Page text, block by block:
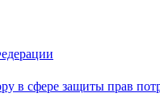
в сфере защиты прав